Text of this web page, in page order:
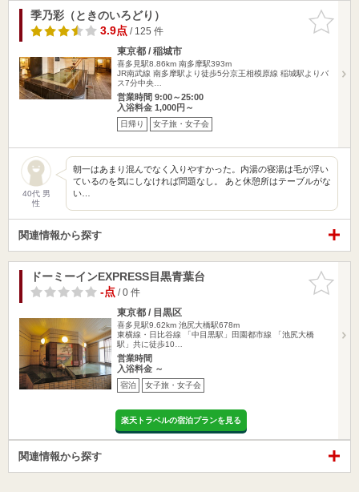
お気に入
りに追加
季乃彩（ときのいろどり）
3.9点/ 125 件
東京都 / 稲城市
喜多見駅8.86km 南多摩駅393m
JR南武線 南多摩駅より徒歩5分京王相模原線 稲城駅よりバ
ス7分中央…
営業時間 9:00～25:00
入浴料金 1,000円～
日帰り 女子旅・女子会
40代 男
性
朝一はあまり混んでなく入りやすかった。内湯の寝湯は毛が浮い
ているのを気にしなければ問題なし。 あと休憩所はテーブルがな
い…
関連情報から探す
お気に入
りに追加
ドーミーインEXPRESS目黒青葉台
-点/ 0 件
東京都 / 目黒区
喜多見駅9.62km 池尻大橋駅678m
東横線・日比谷線 「中目黒駅」田園都市線 「池尻大橋
駅」共に徒歩10…
営業時間
入浴料金 ～
宿泊 女子旅・女子会
楽天トラベルの宿泊プランを見る
関連情報から探す